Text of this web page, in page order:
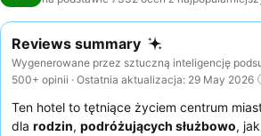
Reviews summary
Wygenerowane przez sztuczną inteligencję
500+ opinii · Ostatnia aktualizacja: 29 May 2026
Ten hotel to tętniące życiem centrum
dla rodzin, podróżujących służbowo,